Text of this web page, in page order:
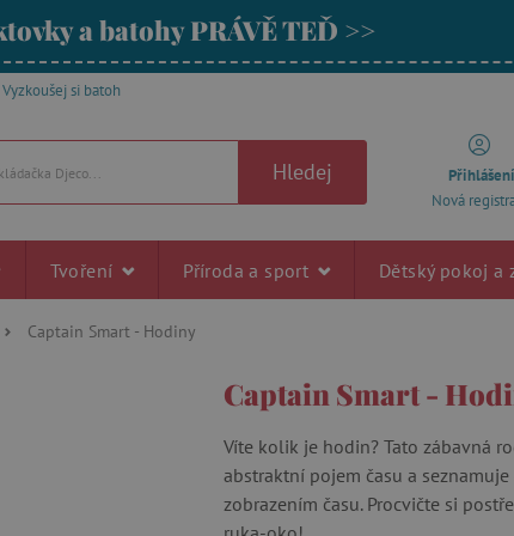
a batohy PRÁVĚ TEĎ >>
Vyzkoušej si batoh
Hledej
Přihlášení
Nová
Tvoření Příroda a sport Dětský pokoj a
Captain Smart - Hodiny
Captain Smart -
Víte kolik je hodin? Tato zábavná
abstraktní pojem času a
zobrazením času. Procvičte si